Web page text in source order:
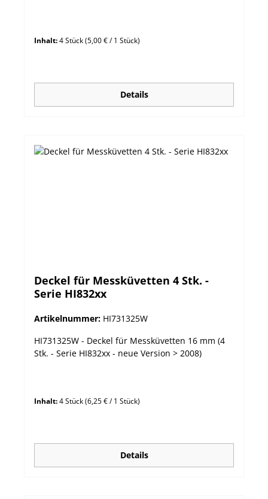
Inhalt:4 Stück(5,00 € / 1 Stück)
Details
Deckel für Messküvetten 4 Stk. -
Serie HI832xx
Artikelnummer: HI731325W
HI731325W - Deckel für Messküvetten 16 mm (4
Stk. - Serie HI832xx - neue Version > 2008)
Inhalt:4 Stück(6,25 € / 1 Stück)
Details